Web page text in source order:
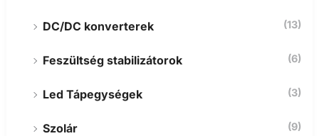
DC/DC konverterek (13)
Feszültség stabilizátorok (6)
Led Tápegységek (3)
Szolár (9)